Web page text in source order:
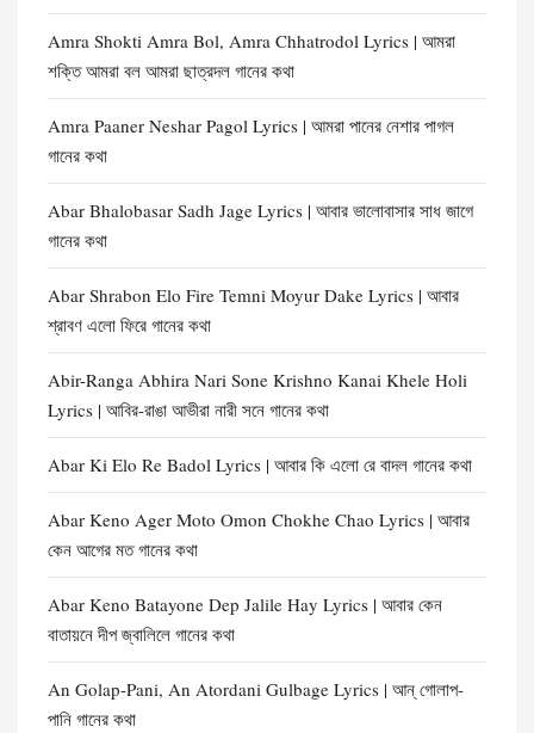
Amra Shokti Amra Bol, Amra Chhatrodol Lyrics | আমরা
শক্তি আমরা বল আমরা ছাত্রদল গানের কথা
Amra Paaner Neshar Pagol Lyrics | আমরা পানের নেশার পাগল
গানের কথা
Abar Bhalobasar Sadh Jage Lyrics | আবার ভালোবাসার সাধ জাগে
গানের কথা
Abar Shrabon Elo Fire Temni Moyur Dake Lyrics | আবার
শ্রাবণ এলো ফিরে গানের কথা
Abir-Ranga Abhira Nari Sone Krishno Kanai Khele Holi
Lyrics | আবির-রাঙা আভীরা নারী সনে গানের কথা
Abar Ki Elo Re Badol Lyrics | আবার কি এলো রে বাদল গানের কথা
Abar Keno Ager Moto Omon Chokhe Chao Lyrics | আবার
কেন আগের মত গানের কথা
Abar Keno Batayone Dep Jalile Hay Lyrics | আবার কেন
বাতায়নে দীপ জ্বালিলে গানের কথা
An Golap-Pani, An Atordani Gulbage Lyrics | আন্ গোলাপ-
পানি গানের কথা